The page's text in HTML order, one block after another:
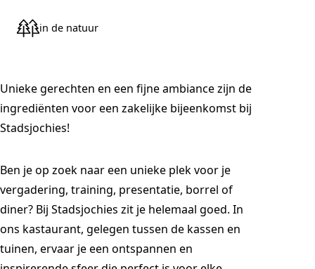
in de natuur
Unieke gerechten en een fijne ambiance zijn de
ingrediënten voor een zakelijke bijeenkomst bij
Stadsjochies!
Ben je op zoek naar een unieke plek voor je
vergadering, training, presentatie, borrel of
diner? Bij Stadsjochies zit je helemaal goed. In
ons kastaurant, gelegen tussen de kassen en
tuinen, ervaar je een ontspannen en